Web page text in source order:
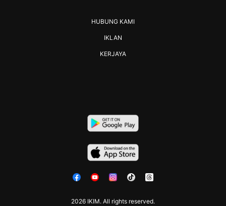
2026 IKIM. All rights reserved.
HUBUNG KAMI
IKLAN
KERJAYA